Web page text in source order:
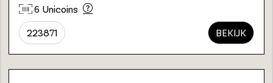
6 Unicoins
223871 BEKIJK